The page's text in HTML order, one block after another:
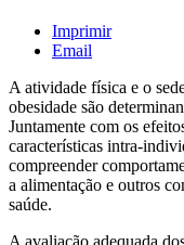
Imprimir
Email
A atividade física e o
obesidade são
Juntamente com os
características intra-
compreender
a alimentação e outros
saúde.
A avaliação adequada